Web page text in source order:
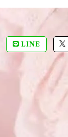
LINE